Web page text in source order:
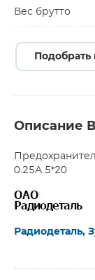
Вес брутто
Описание
0.25А 5*20
Радиодеталь,